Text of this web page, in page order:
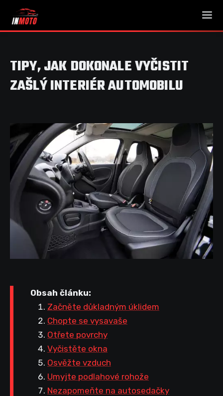
TIPY, JAK DOKONALE VYČISTIT
ZAŠLÝ INTERIÉR AUTOMOBILU
Obsah článku:
Začněte důkladným úklidem
Chopte se vysavaše
Otřete povrchy
Vyčistěte okna
Osvěžte vzduch
Umyjte podlahové rohože
Nezapomeňte na autosedačky